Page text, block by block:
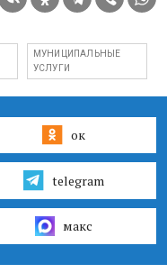
МУНИЦИПАЛЬНЫЕ
УСЛУГИ
ок
telegram
макс